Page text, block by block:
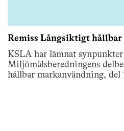
Remiss Långsiktigt
KSLA har lämnat synpunkter
Miljömålsberedningens
hållbar markanvändning, del